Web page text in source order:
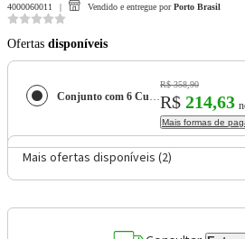
4000060011 Vendido e entregue por Porto Brasil
Ofertas disponíveis
Conjunto com 6 Cumbucas Oval Orgânico Greenery 14,5x12x4,9cm 265ml
R$ 358,90
R$ 214,63
Mais formas de
Mais ofertas disponíveis (2)